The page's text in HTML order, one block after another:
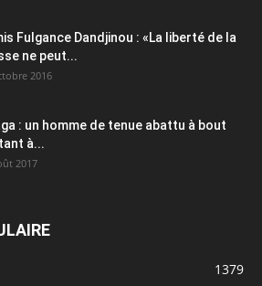
Fulgance Dandjinou : «La liberté de la
ne peut...
2016
: un homme de tenue abattu à bout
à...
2017
1379